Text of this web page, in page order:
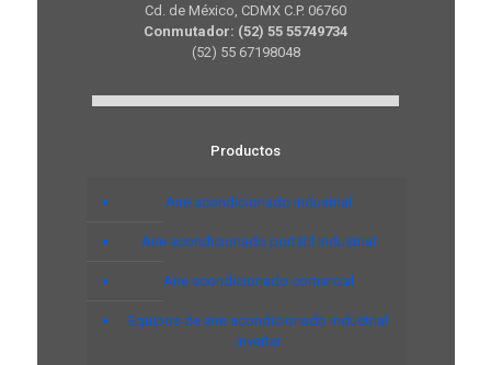
Cd. de México, CDMX C.P. 06760
Conmutador: (52) 55 55749734
(52) 55 67198048
Productos
Aire acondicionado industrial
Aire acondicionado portátil industrial
Aire acondicionado comercial
Equipos de aire acondicionado industrial
inverter